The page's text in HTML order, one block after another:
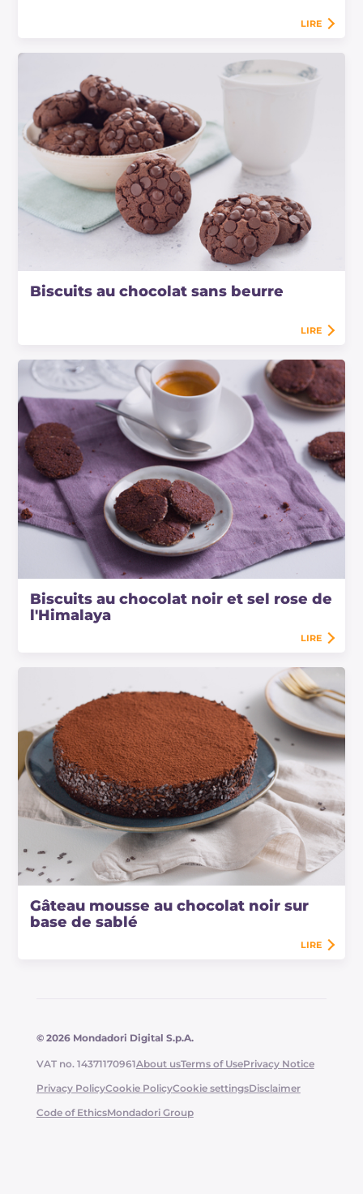
LIRE
Biscuits au chocolat sans beurre
LIRE
Biscuits au chocolat noir et sel rose de
l'Himalaya
LIRE
Gâteau mousse au chocolat noir sur
base de sablé
LIRE
© 2026 Mondadori Digital S.p.A.
VAT no. 14371170961About usTerms of UsePrivacy Notice
Privacy PolicyCookie PolicyCookie settingsDisclaimer
Code of EthicsMondadori Group